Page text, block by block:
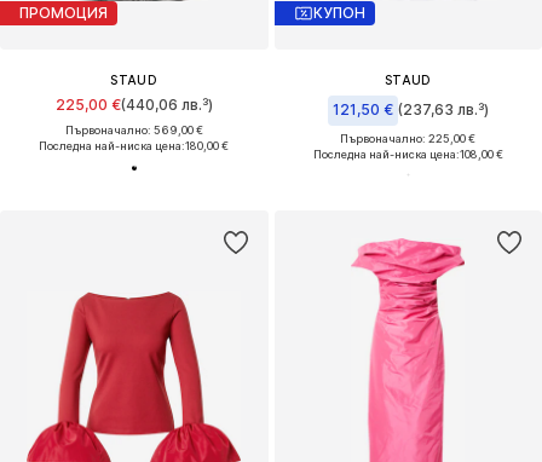
ПРОМОЦИЯ
STAUD
225,00 €(440,06 лв.³)
Първоначално: 569,00 €
Последна най-ниска цена:180,00 €
КУПОН
STAUD
121,50 € (237,63 лв.³)
Първоначално: 225,00 €
Последна най-ниска цена:108,00 €